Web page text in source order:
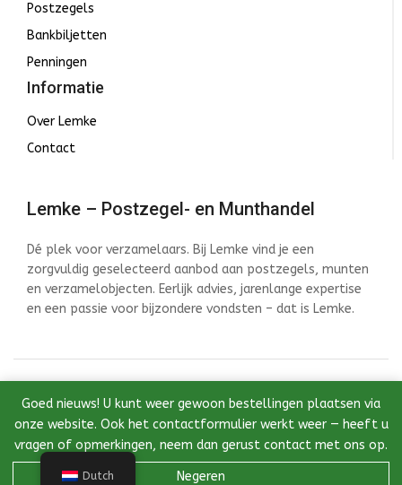
Goed nieuws! U kunt weer gewoon bestellingen plaatsen via
onze website. Ook het contactformulier werkt weer — heeft u
vragen of opmerkingen, neem dan gerust contact met ons op.
Negeren
Postzegels
Bankbiljetten
Penningen
Informatie
Over Lemke
Contact
Lemke – Postzegel- en Munthandel
Dé plek voor verzamelaars. Bij Lemke vind je een
zorgvuldig geselecteerd aanbod aan postzegels, munten
en verzamelobjecten. Eerlijk advies, jarenlange expertise
en een passie voor bijzondere vondsten – dat is Lemke.
door InstantWebDesign
Dutch